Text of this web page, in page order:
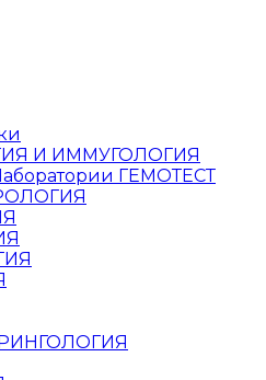
И ИММУГОЛОГИЯ
ГЕМОТЕСТ